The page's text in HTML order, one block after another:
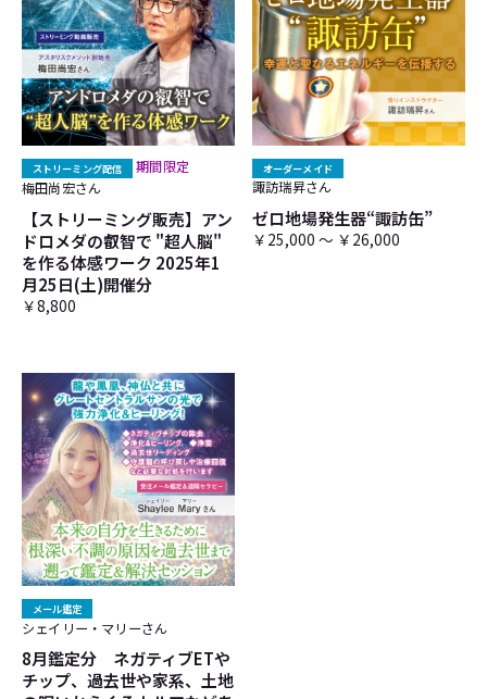
ストリーミング配信
期間限定
梅田尚宏さん
【ストリーミング販売】アン
ドロメダの叡智で "超人脳"
を作る体感ワーク 2025年1
月25日(土)開催分
￥8,800
オーダーメイド
諏訪瑞昇さん
ゼロ地場発生器“諏訪缶”
￥25,000 ～ ￥26,000
メール鑑定
シェイリー・マリーさん
8月鑑定分 ネガティブETや
チップ、過去世や家系、土地